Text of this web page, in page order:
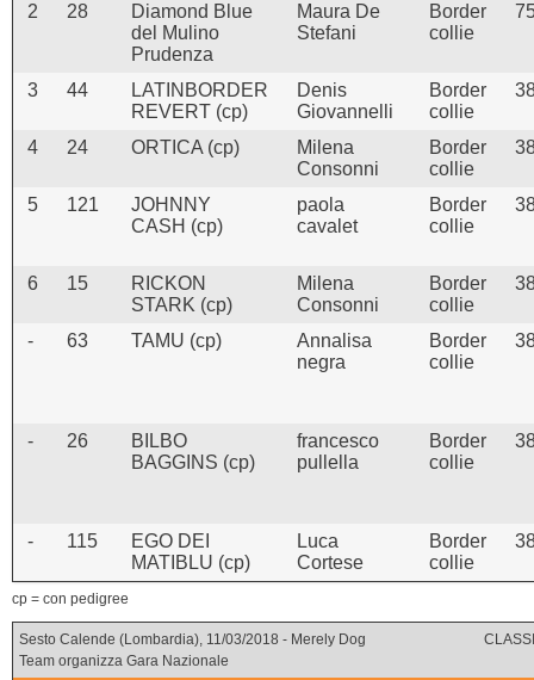
2 28
Diamond Blue
del Mulino
Prudenza
Maura De
Stefani
Border
collie
3 44
LATINBORDER
REVERT (cp)
Denis
Giovannelli
Border
collie
4 24 ORTICA (cp)
Milena
Consonni
Border
collie
5 121
JOHNNY
CASH (cp)
paola
cavalet
Border
collie
6 15
RICKON
STARK (cp)
Milena
Consonni
Border
collie
- 63 TAMU (cp)
Annalisa
negra
Border
collie
- 26
BILBO
BAGGINS (cp)
francesco
pullella
Border
collie
- 115
EGO DEI
MATIBLU (cp)
Luca
Cortese
Border
collie
cp = con pedigree
Sesto Calende (Lombardia), 11/03/2018 - Merely Dog
Team organizza Gara Nazionale